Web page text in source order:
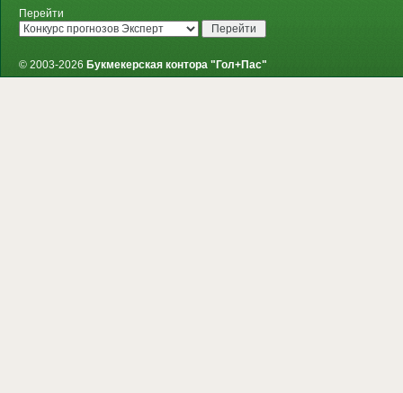
Перейти
© 2003-2026 Букмекерская контора "Гол+Пас"